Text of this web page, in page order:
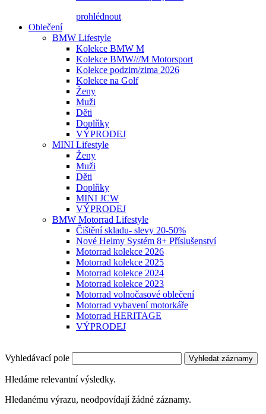
prohlédnout
Oblečení
BMW Lifestyle
Kolekce BMW M
Kolekce BMW///M Motorsport
Kolekce podzim/zima 2026
Kolekce na Golf
Ženy
Muži
Děti
Doplňky
VÝPRODEJ
MINI Lifestyle
Ženy
Muži
Děti
Doplňky
MINI JCW
VÝPRODEJ
BMW Motorrad Lifestyle
Čištění skladu- slevy 20-50%
Nové Helmy Systém 8+ Příslušenství
Motorrad kolekce 2026
Motorrad kolekce 2025
Motorrad kolekce 2024
Motorrad kolekce 2023
Motorrad volnočasové oblečení
Motorrad vybavení motorkáře
Motorrad HERITAGE
VÝPRODEJ
Vyhledávací pole Vyhledat záznamy
Hledáme relevantní výsledky.
Hledanému výrazu, neodpovídají žádné záznamy.